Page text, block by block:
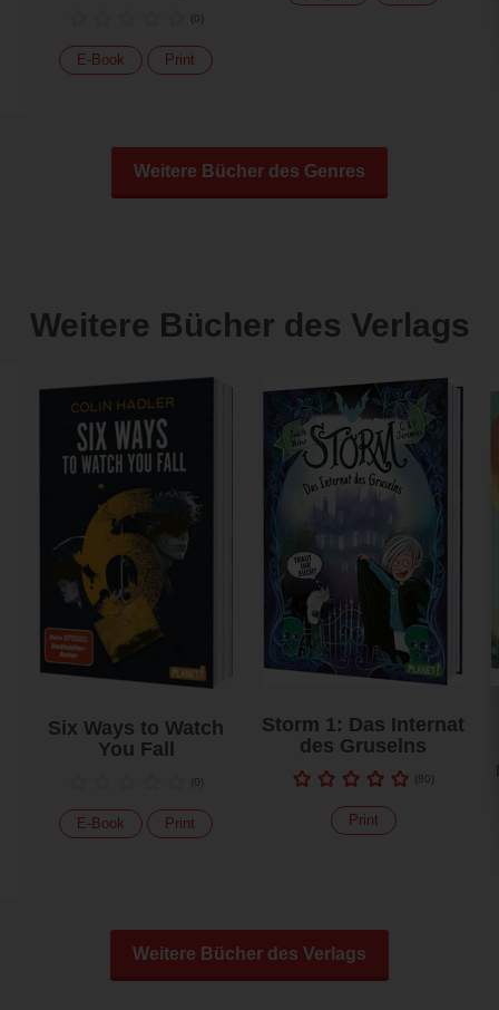
(0)
E-Book Print
Weitere Bücher des Genres
Weitere Bücher des Verlags
Six Ways to Watch
You Fall
(0)
E-Book Print
Storm 1: Das Internat
des Gruselns
(80)
Print
Weitere Bücher des Verlags